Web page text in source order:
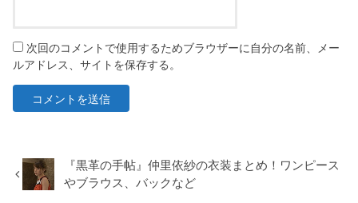
次回のコメントで使用するためブラウザーに自分の名前、メー
ルアドレス、サイトを保存する。
『黒革の手帖』仲里依紗の衣装まとめ！ワンピース
やブラウス、バックなど